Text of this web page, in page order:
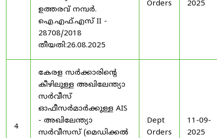
ഉത്തരവ് നമ്പർ.
ഐ.എഫ്.എസ് II -
28708/2018
തീയതി:26.08.2025
Orders
2025
4
കേരള സർക്കാരിന്റെ
കീഴിലുള്ള അഖിലേന്ത്യാ
സർവീസ്
ഓഫീസർമാർക്കുള്ള AIS
- അഖിലേന്ത്യാ
സർവീസസ് (മെഡിക്കൽ
Dept
Orders
11-09-
2025